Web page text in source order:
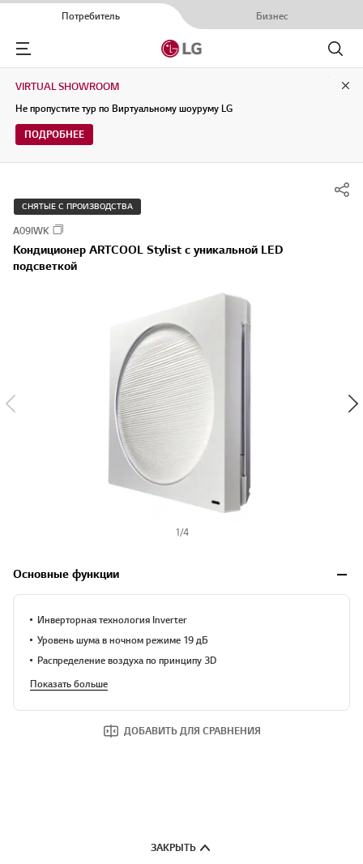
Потребитель Бизнес
Menu
Поиск
VIRTUAL SHOWROOM
Не пропустите тур по Виртуальному шоуруму LG
ПОДРОБНЕЕ
СНЯТЫЕ С ПРОИЗВОДСТВА
A09IWK
Кондиционер ARTCOOL Stylist с уникальной LED
подсветкой
1/4
Основные функции
Инверторная технология Inverter
Уровень шума в ночном режиме 19 дБ
Распределение воздуха по принципу 3D
Показать больше
ДОБАВИТЬ ДЛЯ СРАВНЕНИЯ
ЗАКРЫТЬ